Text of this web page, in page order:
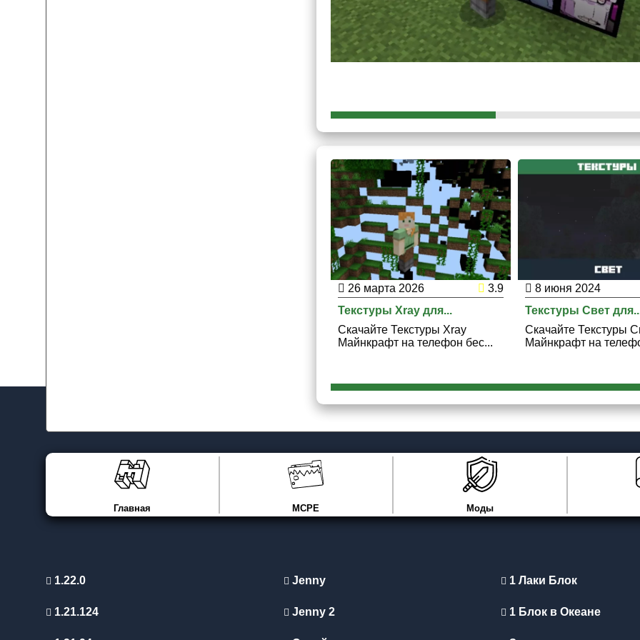
и нанесения урона.
Стив сможет испытать разнообразные виды брони. Автор
Более того, каждый игрок оценит масштаб яркости,
дополнения.
26 марта 2026
3.9
Текстуры Xray для...
Скачайте Текстуры Xray
Майнкрафт на телефон бес...
8 июня 2024
Текстуры Свет
Скачайте Текстуры
Майнкрафт на
Главная MCPE Моды
1.22.0
1.21.124
Jenny
Jenny 2
1 Лаки Блок
1 Блок в Океане